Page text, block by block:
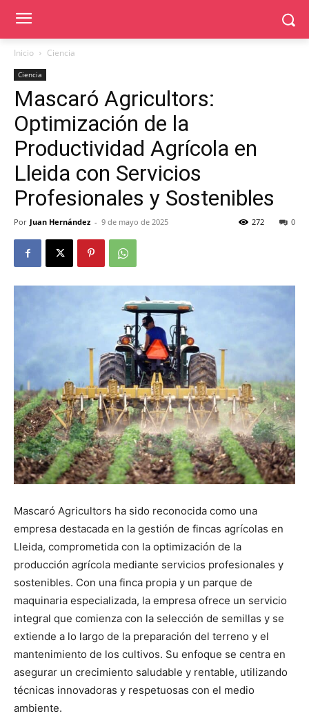
Inicio Ciencia
Ciencia
Mascaró Agricultors:
Optimización de la
Productividad Agrícola en
Lleida con Servicios
Profesionales y Sostenibles
Por Juan Hernández - 9 de mayo de 2025 0
272
Mascaró Agricultors ha sido reconocida como una
empresa destacada en la gestión de fincas agrícolas en
Lleida, comprometida con la optimización de la
producción agrícola mediante servicios profesionales y
sostenibles. Con una finca propia y un parque de
maquinaria especializada, la empresa ofrece un servicio
integral que comienza con la selección de semillas y se
extiende a lo largo de la preparación del terreno y el
mantenimiento de los cultivos. Su enfoque se centra en
asegurar un crecimiento saludable y rentable, utilizando
técnicas innovadoras y respetuosas con el medio
ambiente.